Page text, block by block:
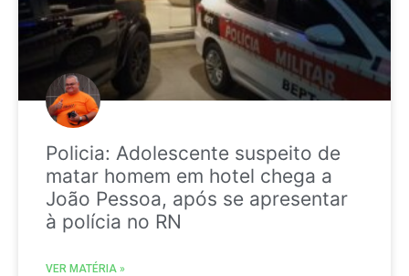
Policia: Adolescente suspeito de
matar homem em hotel chega a
João Pessoa, após se apresentar
à polícia no RN
VER MATÉRIA »